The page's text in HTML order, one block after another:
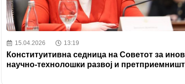
15.04.2026 13:19
Конституитивна седница на Советот за
научно-технолошки развој и